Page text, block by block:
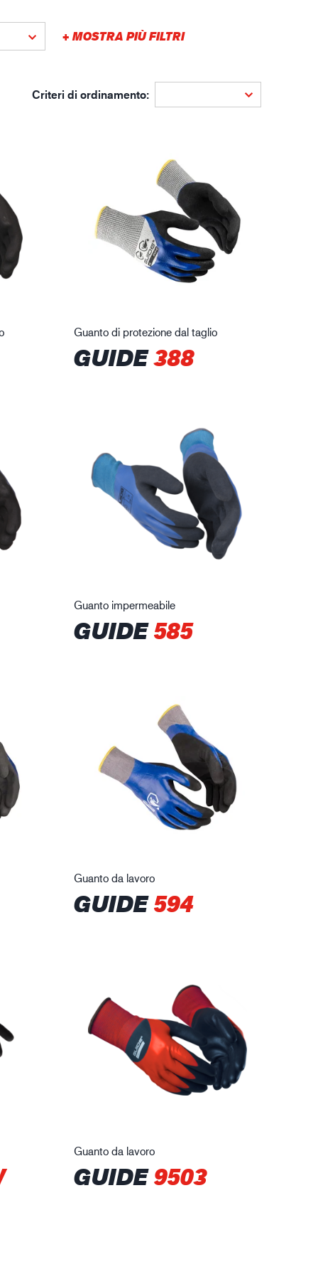
+ MOSTRA PIÙ FILTRI
Criteri di ordinamento:
Guanto di protezione dal taglio
GUIDE388
Guanto impermeabile
GUIDE585
Guanto da lavoro
GUIDE594
Guanto da lavoro
GUIDE9503